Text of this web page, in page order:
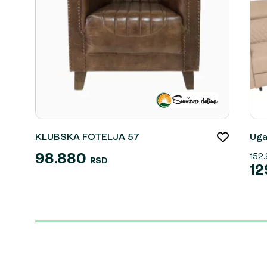
KLUBSKA FOTELJA 57
98.880 RSD